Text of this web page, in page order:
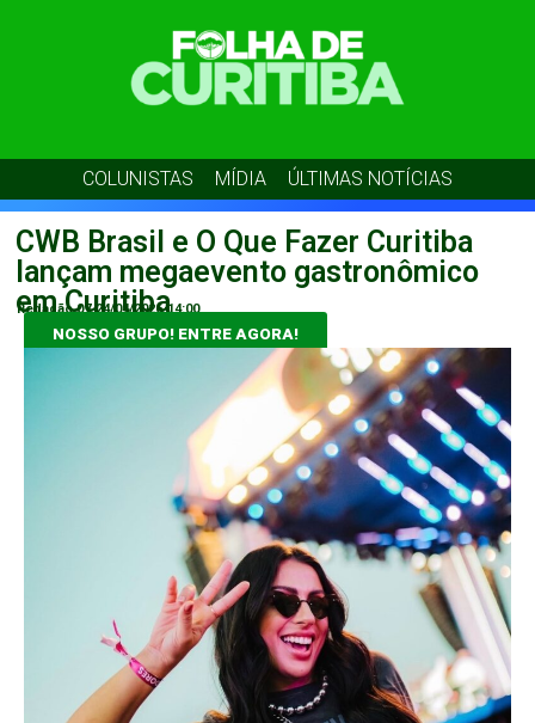
COLUNISTAS MÍDIA ÚLTIMAS NOTÍCIAS
CWB Brasil e O Que Fazer Curitiba
lançam megaevento gastronômico
em Curitiba
Redação 07 24/04/2026 14:00
NOSSO GRUPO! ENTRE AGORA!